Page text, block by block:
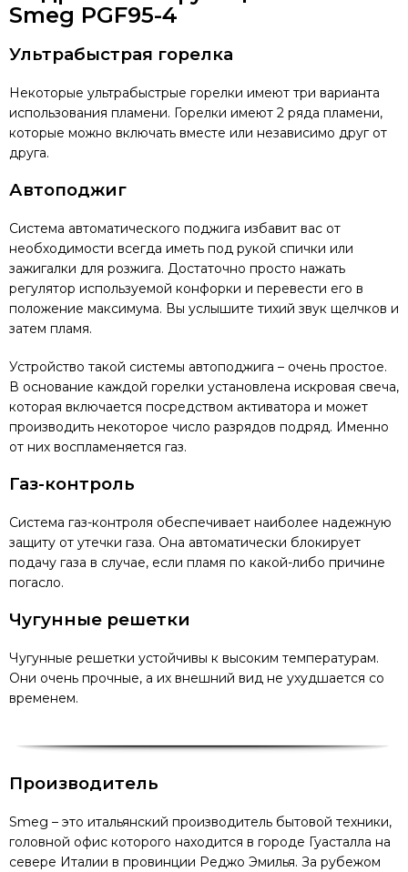
Smeg PGF95-4
Ультрабыстрая горелка
Некоторые ультрабыстрые горелки имеют три варианта
использования пламени. Горелки имеют 2 ряда пламени,
которые можно включать вместе или независимо друг от
друга.
Автоподжиг
Система автоматического поджига избавит вас от
необходимости всегда иметь под рукой спички или
зажигалки для розжига. Достаточно просто нажать
регулятор используемой конфорки и перевести его в
положение максимума. Вы услышите тихий звук щелчков и
затем пламя.
Устройство такой системы автоподжига – очень простое.
В основание каждой горелки установлена искровая свеча,
которая включается посредством активатора и может
производить некоторое число разрядов подряд. Именно
от них воспламеняется газ.
Газ-контроль
Система газ-контроля обеспечивает наиболее надежную
защиту от утечки газа. Она автоматически блокирует
подачу газа в случае, если пламя по какой-либо причине
погасло.
Чугунные решетки
Чугунные решетки устойчивы к высоким температурам.
Они очень прочные, а их внешний вид не ухудшается со
временем.
Производитель
Smeg – это итальянский производитель бытовой техники,
головной офис которого находится в городе Гуасталла на
севере Италии в провинции Реджо Эмилья. За рубежом